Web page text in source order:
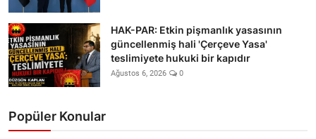
HAK-PAR: Etkin pişmanlık yasasının
güncellenmiş hali 'Çerçeve Yasa'
teslimiyete hukuki bir kapıdır
Ağustos 6, 2026 0
Popüler Konular